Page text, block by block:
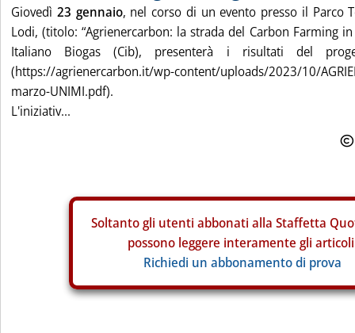
Giovedì 23 gennaio, nel corso di un evento presso il Parco
Lodi, (titolo: “Agrienercarbon: la strada del Carbon Farming
Italiano Biogas (Cib), presenterà i risultati del
(https://agrienercarbon.it/wp-content/uploads/2023/10/
marzo-UNIMI.pdf).
L'iniziativ...
Soltanto gli utenti abbonati alla Staffetta
possono leggere interamente gli
Richiedi un abbonamento di prova